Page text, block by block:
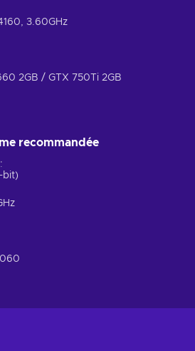
of the Iron Fist! Play as Heihachi
Steve Fox, Paul Phoenix,
and plenty more fan favorites;
offline modes, hence everyone will
also features a bunch of new
only be able to face in-game! This
unprecedented gameplay with
characters at sight. Driven by
boasts cinematic graphics, a
elements such as Rage and Power
on top of it all, the character
broader than the oceans shoring our
to polish your skills. Tekken 7 Steam
3.60GHz
2GB / GTX 750Ti 2GB
recommandée
bit)